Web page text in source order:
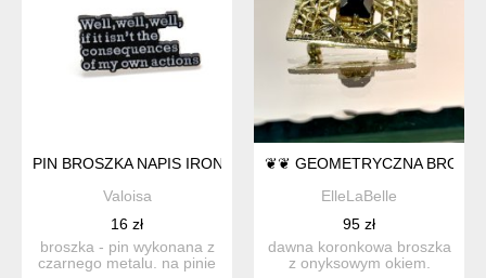
PIN BROSZKA NAPIS IRONIA CONSEQUENCES OF MY OWN
Valoisa
16 zł
broszka - pin wykonana z
czarnego metalu. na pinie
❦❦ GEOMETRYCZNA
ElleLaBelle
95 zł
dawna koronkowa broszka
z onyksowym okiem.